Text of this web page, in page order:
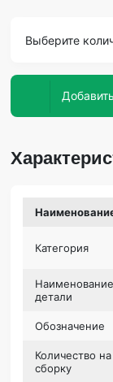
Выберите
Категория
Наименование
детали
Обозначение
Количество на
сборку